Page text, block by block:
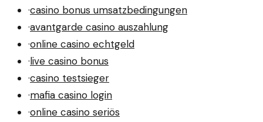
·casino bonus umsatzbedingungen
·avantgarde casino auszahlung
·online casino echtgeld
·live casino bonus
·casino testsieger
·mafia casino login
·online casino seriös